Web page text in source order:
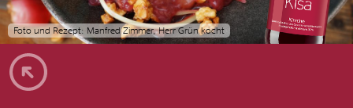
Foto und Rezept: Manfred Zimmer, Herr Grün kocht